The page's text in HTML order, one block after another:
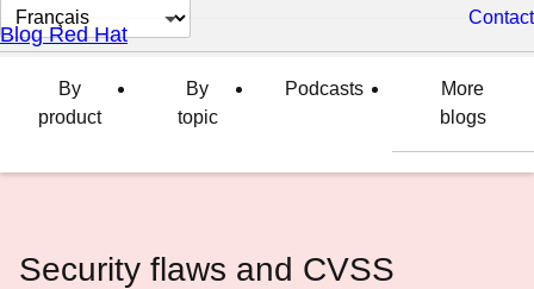
Changer
la
langue
Contact
Blog Red Hat
By
product
By
topic
Podcasts
More
blogs
Security flaws and CVSS